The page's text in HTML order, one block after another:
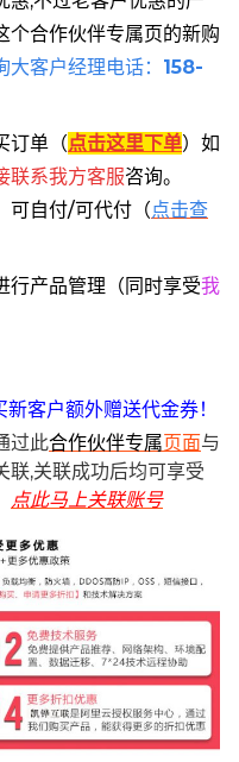
个合作伙伴专属页的新购
大客户经理电话： 158-
订单（点击这里下单） 如
联系我方客服咨询。
可自付/可代付（点击查
行产品管理（同时享受我
新客户额外赠送代金券！
过此合作伙伴专属页面与
联,关联成功后均可享受
点此马上关联账号